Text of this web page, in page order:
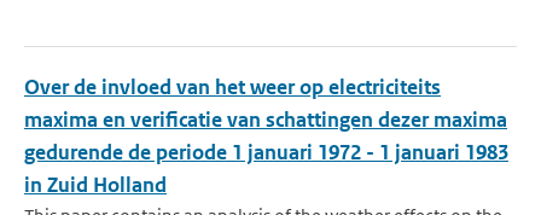
Over de invloed van het weer op electriciteits
maxima en verificatie van schattingen dezer maxima
gedurende de periode 1 januari 1972 - 1 januari 1983
in Zuid Holland